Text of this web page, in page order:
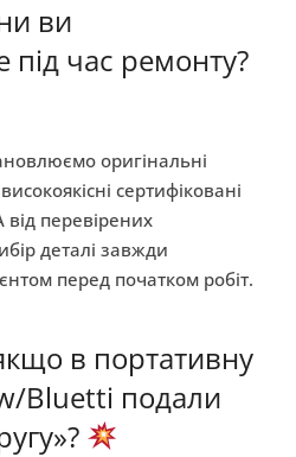
ви
під час ремонту?
оригінальні
сертифіковані
від перевірених
деталі завжди
перед початком робіт.
в портативну
Bluetti подали